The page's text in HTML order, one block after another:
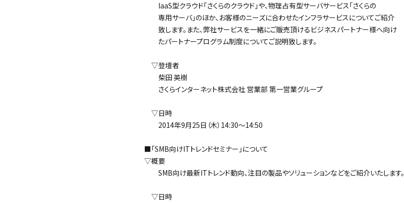
IaaS型クラウド「さくらのクラウド」や、物理占有型サーバサービス「さくらの
専用サーバ」のほか、お客様のニーズに合わせたインフラサービスについてご紹介
致します。また、弊社サービスを一緒にご販売頂けるビジネスパートナー様へ向け
たパートナープログラム制度についてご説明致します。
▽登壇者
柴田 英樹
さくらインターネット株式会社 営業部 第一営業グループ
▽日時
2014年9月25日（木）14:30～14:50
■「SMB向けITトレンドセミナー」について
▽概要
SMB向け最新ITトレンド動向、注目の製品やソリューションなどをご紹介いたします。
▽日時